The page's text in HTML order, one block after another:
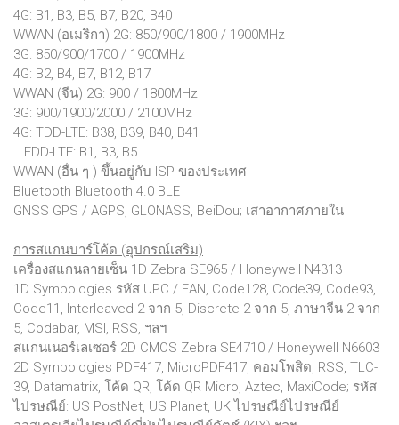
4G: B1, B3, B5, B7, B20, B40
WWAN (อเมริกา) 2G: 850/900/1800 / 1900MHz
3G: 850/900/1700 / 1900MHz
4G: B2, B4, B7, B12, B17
WWAN (จีน) 2G: 900 / 1800MHz
3G: 900/1900/2000 / 2100MHz
4G: TDD-LTE: B38, B39, B40, B41
FDD-LTE: B1, B3, B5
WWAN (อื่น ๆ ) ขึ้นอยู่กับ ISP ของประเทศ
Bluetooth Bluetooth 4.0 BLE
GNSS GPS / AGPS, GLONASS, BeiDou; เสาอากาศภายใน
การสแกนบาร์โค้ด (อุปกรณ์เสริม)
เครื่องสแกนลายเซ็น 1D Zebra SE965 / Honeywell N4313
1D Symbologies รหัส UPC / EAN, Code128, Code39, Code93,
Code11, Interleaved 2 จาก 5, Discrete 2 จาก 5, ภาษาจีน 2 จาก
5, Codabar, MSI, RSS, ฯลฯ
สแกนเนอร์เลเซอร์ 2D CMOS Zebra SE4710 / Honeywell N6603
2D Symbologies PDF417, MicroPDF417, คอมโพสิต, RSS, TLC-
39, Datamatrix, โค้ด QR, โค้ด QR Micro, Aztec, MaxiCode; รหัส
ไปรษณีย์: US PostNet, US Planet, UK ไปรษณีย์ไปรษณีย์